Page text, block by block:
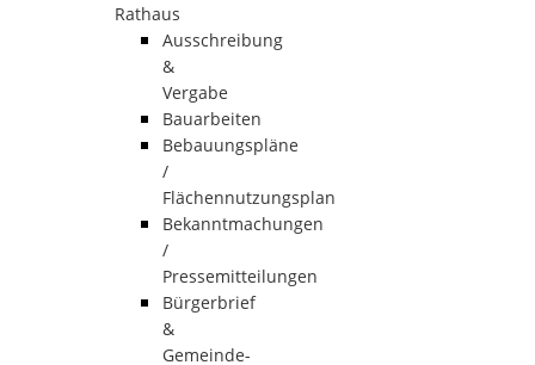
Rathaus
Ausschreibung
&
Vergabe
Bauarbeiten
Bebauungspläne
/
Flächennutzungsplan
Bekanntmachungen
/
Pressemitteilungen
Bürgerbrief
&
Gemeinde-